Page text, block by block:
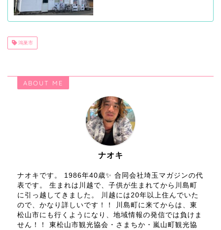
鴻巣市
ABOUT ME
ナオキ
ナオキです。 1986年40歳✨ 合同会社埼玉マガジンの代
表です。 生まれは川越で、子供が生まれてから川島町
に引っ越してきました。 川越には20年以上住んでいた
ので、かなり詳しいです！！ 川島町に来てからは、東
松山市にも行くようになり、地域情報の発信では負けま
せん！！ 東松山市観光協会・さまちか・嵐山町観光協